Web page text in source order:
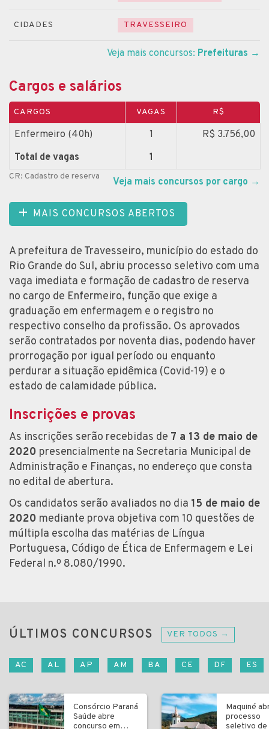
CIDADES TRAVESSEIRO
Veja mais concursos: Prefeituras →
Cargos e salários
CARGOS VAGAS R$
Enfermeiro (40h) 1
R$ 3.756,00
Total de vagas
1
CR: Cadastro de reserva Veja mais concursos por cargo →
MAIS CONCURSOS ABERTOS
A prefeitura de Travesseiro, município do estado do
Rio Grande do Sul, abriu processo seletivo com uma
vaga imediata e formação de cadastro de reserva
no cargo de Enfermeiro, função que exige a
graduação em enfermagem e o registro no
respectivo conselho da profissão. Os aprovados
serão contratados por noventa dias, podendo haver
prorrogação por igual período ou enquanto
perdurar a situação epidêmica (Covid-19) e o
estado de calamidade pública.
Inscrições e provas
As inscrições serão recebidas de 7 a 13 de maio de
2020 presencialmente na Secretaria Municipal de
Administração e Finanças, no endereço que consta
no edital de abertura.
Os candidatos serão avaliados no dia 15 de maio de
2020 mediante prova objetiva com 10 questões de
múltipla escolha das matérias de Língua
Portuguesa, Código de Ética de Enfermagem e Lei
Federal n.º 8.080/1990.
ÚLTIMOS CONCURSOS VER TODOS →
AC AL AP AM BA CE DF ES
Consórcio Paraná
Saúde abre
concurso em
Maquiné
processo
seletivo de